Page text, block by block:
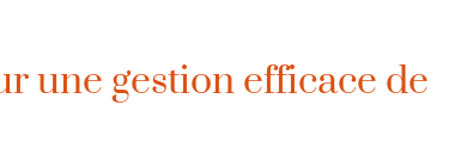
une gestion efficace de